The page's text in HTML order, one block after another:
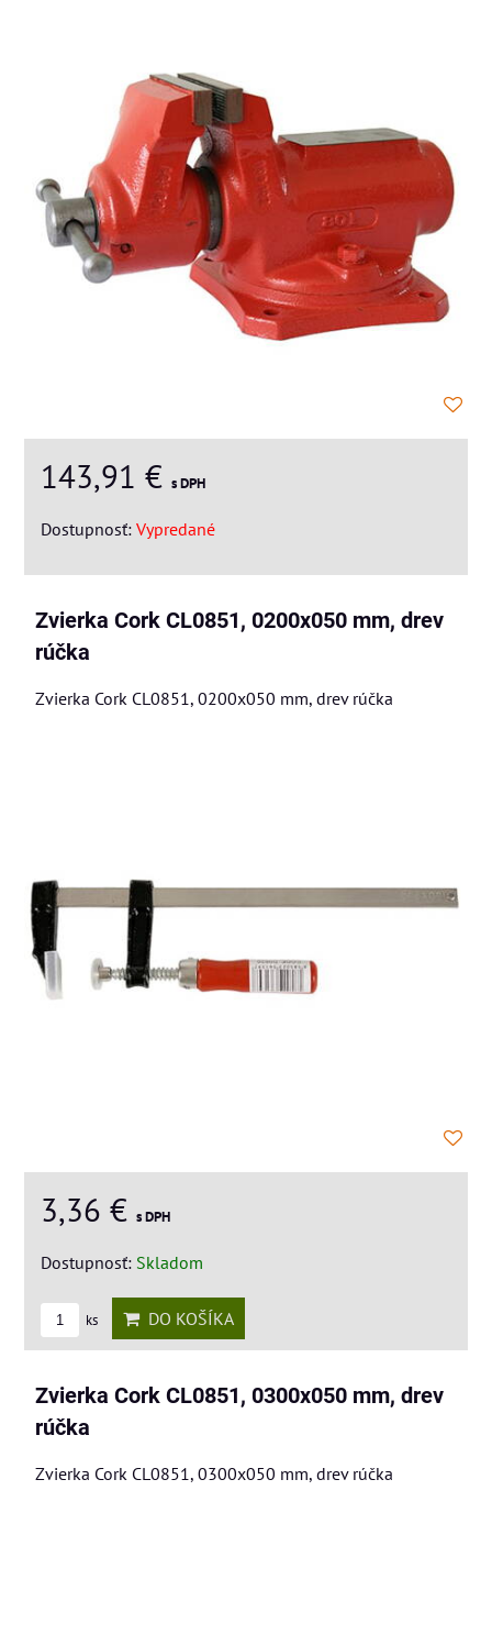
143,91 € s DPH
Dostupnosť: Vypredané
Zvierka Cork CL0851, 0200x050 mm, drev
rúčka
Zvierka Cork CL0851, 0200x050 mm, drev rúčka
3,36 € s DPH
Dostupnosť: Skladom
ks DO KOŠÍKA
Zvierka Cork CL0851, 0300x050 mm, drev
rúčka
Zvierka Cork CL0851, 0300x050 mm, drev rúčka